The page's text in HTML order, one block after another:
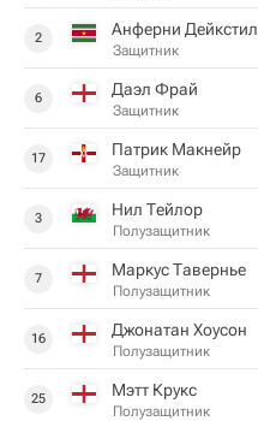
2 Анферни Дейкстил
Защитник
6 Даэл Фрай
Защитник
17 Патрик Макнейр
Защитник
3 Нил Тейлор
Полузащитник
7 Маркус Тавернье
Полузащитник
16 Джонатан Хоусон
Полузащитник
25 Мэтт Крукс
Полузащитник